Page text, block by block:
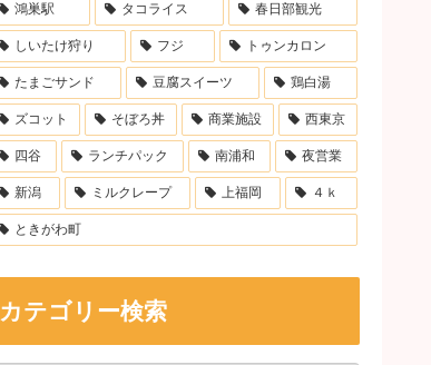
鴻巣駅 タコライス 春日部観光
しいたけ狩り フジ トゥンカロン
たまごサンド 豆腐スイーツ 鶏白湯
ズコット そぼろ丼 商業施設 西東京
四谷 ランチパック 南浦和 夜営業
新潟 ミルクレープ 上福岡 ４ｋ
ときがわ町
カテゴリー検索